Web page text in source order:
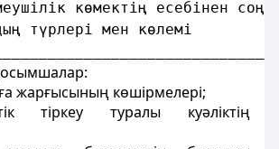
көмектiң есебiнен
түрлерi мен көлемi
жарғысының көшiрмелерi;
тiркеу туралы куәлiктiң